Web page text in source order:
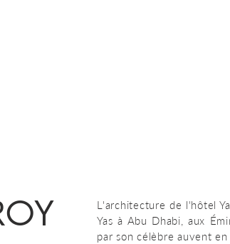
L'architecture de l'hôtel
Yas à Abu Dhabi, aux
par son célèbre auvent